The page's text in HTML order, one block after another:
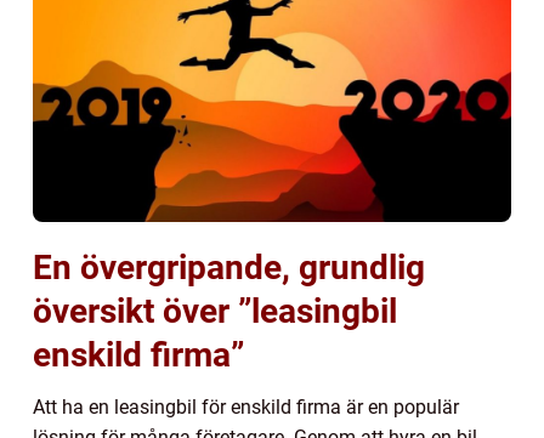
En övergripande, grundlig
översikt över ”leasingbil
enskild firma”
Att ha en leasingbil för enskild firma är en populär